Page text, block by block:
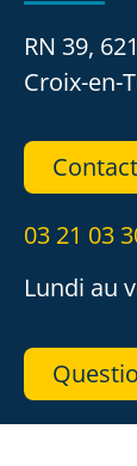
RN 39,
Croix-en-
03 21 03
Lundi au